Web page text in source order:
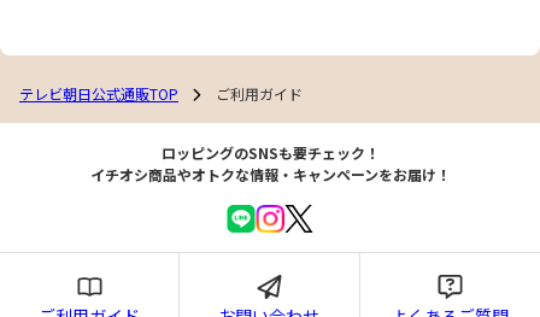
テレビ朝日公式通販TOP ご利用ガイド
ロッピングのSNSも要チェック！
イチオシ商品やオトクな情報・キャンペーンをお届け！